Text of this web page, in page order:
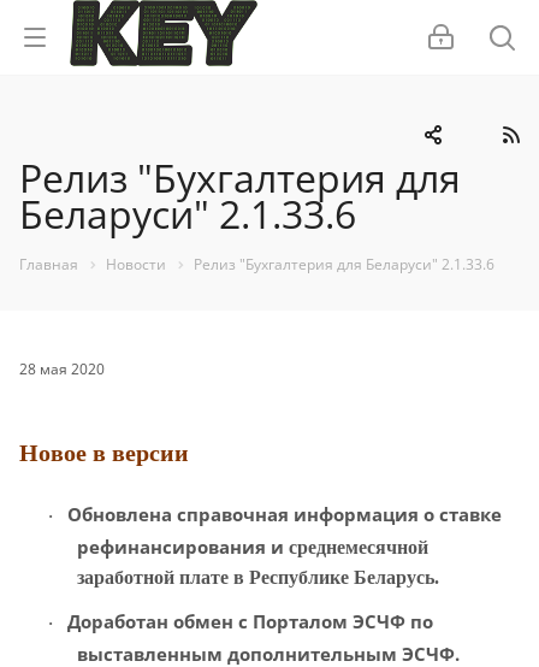
Релиз "Бухгалтерия для
Беларуси" 2.1.33.6
Главная Новости Релиз "Бухгалтерия для Беларуси" 2.1.33.6
28 мая 2020
Новое в версии
· Обновлена справочная информация о ставке
рефинансирования и среднемесячной
заработной плате в Республике Беларусь.
·
Доработан обмен с Порталом ЭСЧФ по
выставленным дополнительным ЭСЧФ.